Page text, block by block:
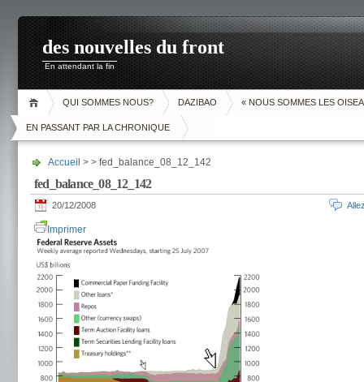
des nouvelles du front
En attendant la fin
QUI SOMMES NOUS? DAZIBAO « NOUS SOMMES LES
EN PASSANT PAR LA CHRONIQUE
Accueil > > fed_balance_08_12_142
fed_balance_08_12_142
20/12/2008
Imprimer